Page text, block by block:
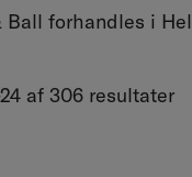
Ball forhandles i
af 306 resultater